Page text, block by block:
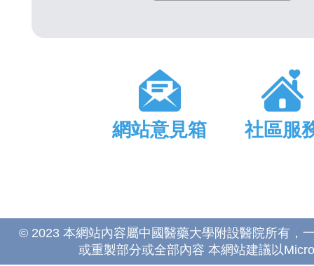
網站意見箱 社區服
© 2023 本網站內容屬中國醫藥大學附設醫院所有，
或重製部分或全部內容 本網站建議以